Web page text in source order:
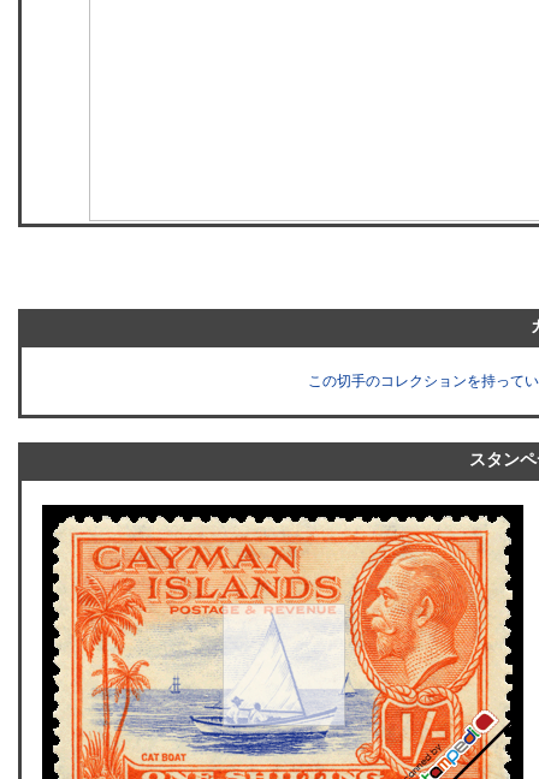
この切手のコレクションを持って
スタン